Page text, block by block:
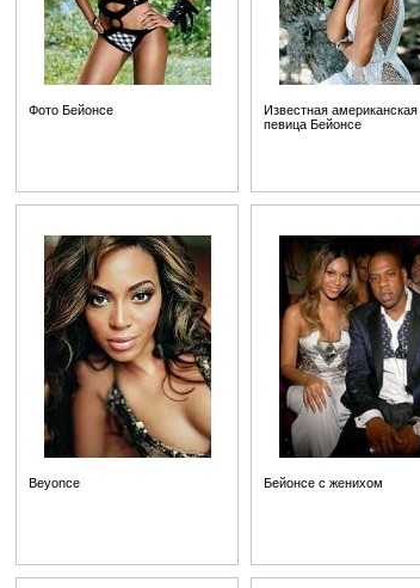
Фото Бейонсе
Известная американская
певица Бейонсе
Beyonce Бейонсе с женихом